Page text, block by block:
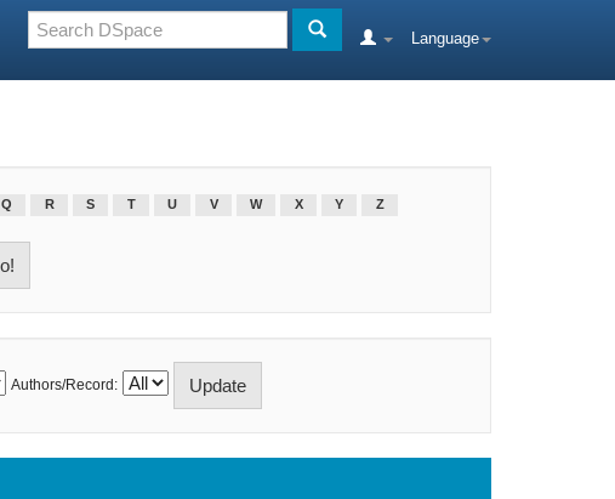
Language
Q R S T U V W X Y Z
Authors/Record: